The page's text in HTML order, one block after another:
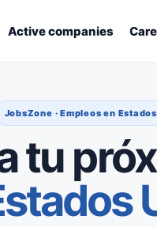
Active companies
JobsZone · Empleos en
tu